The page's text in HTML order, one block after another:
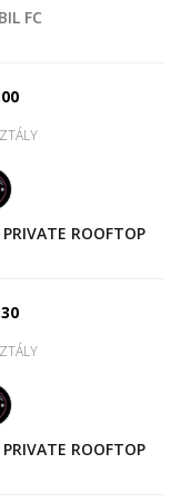
FC
ROOFTOP
ROOFTOP